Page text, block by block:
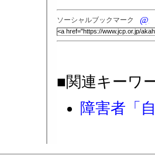
ソーシャルブックマーク
■関連キーワ
障害者「